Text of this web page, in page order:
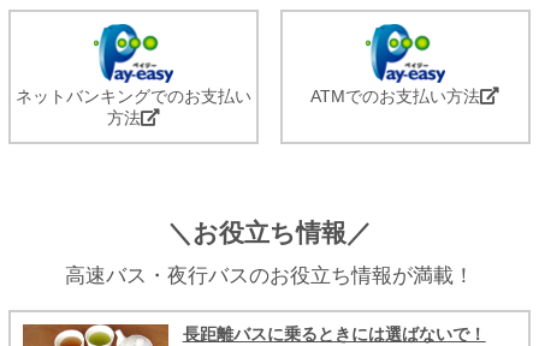
ネットバンキングでのお支払い
方法
ATMでのお支払い方法
＼お役立ち情報／
高速バス・夜行バスのお役立ち情報が満載！
長距離バスに乗るときには選ばないで！